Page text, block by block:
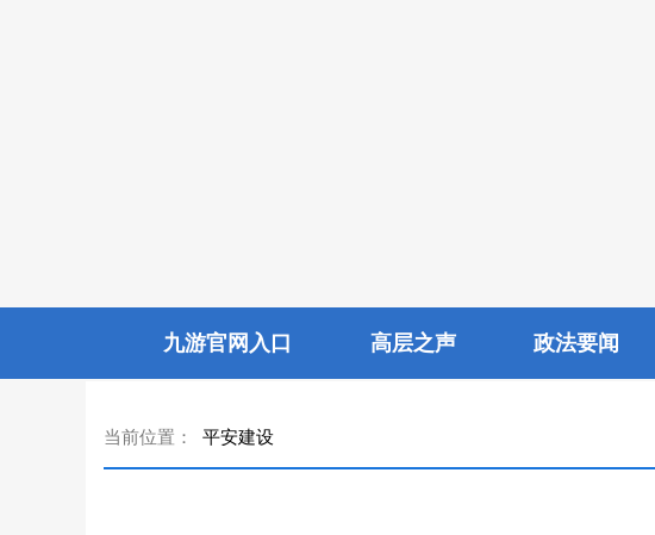
九游官网入口 高层之声 政法要闻
当前位置： 平安建设